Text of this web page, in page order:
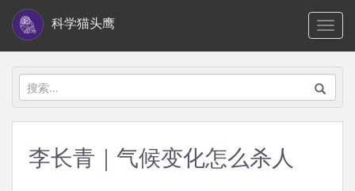
i
科学猫头鹰
搜
索：
李长青｜气候变化怎么杀人